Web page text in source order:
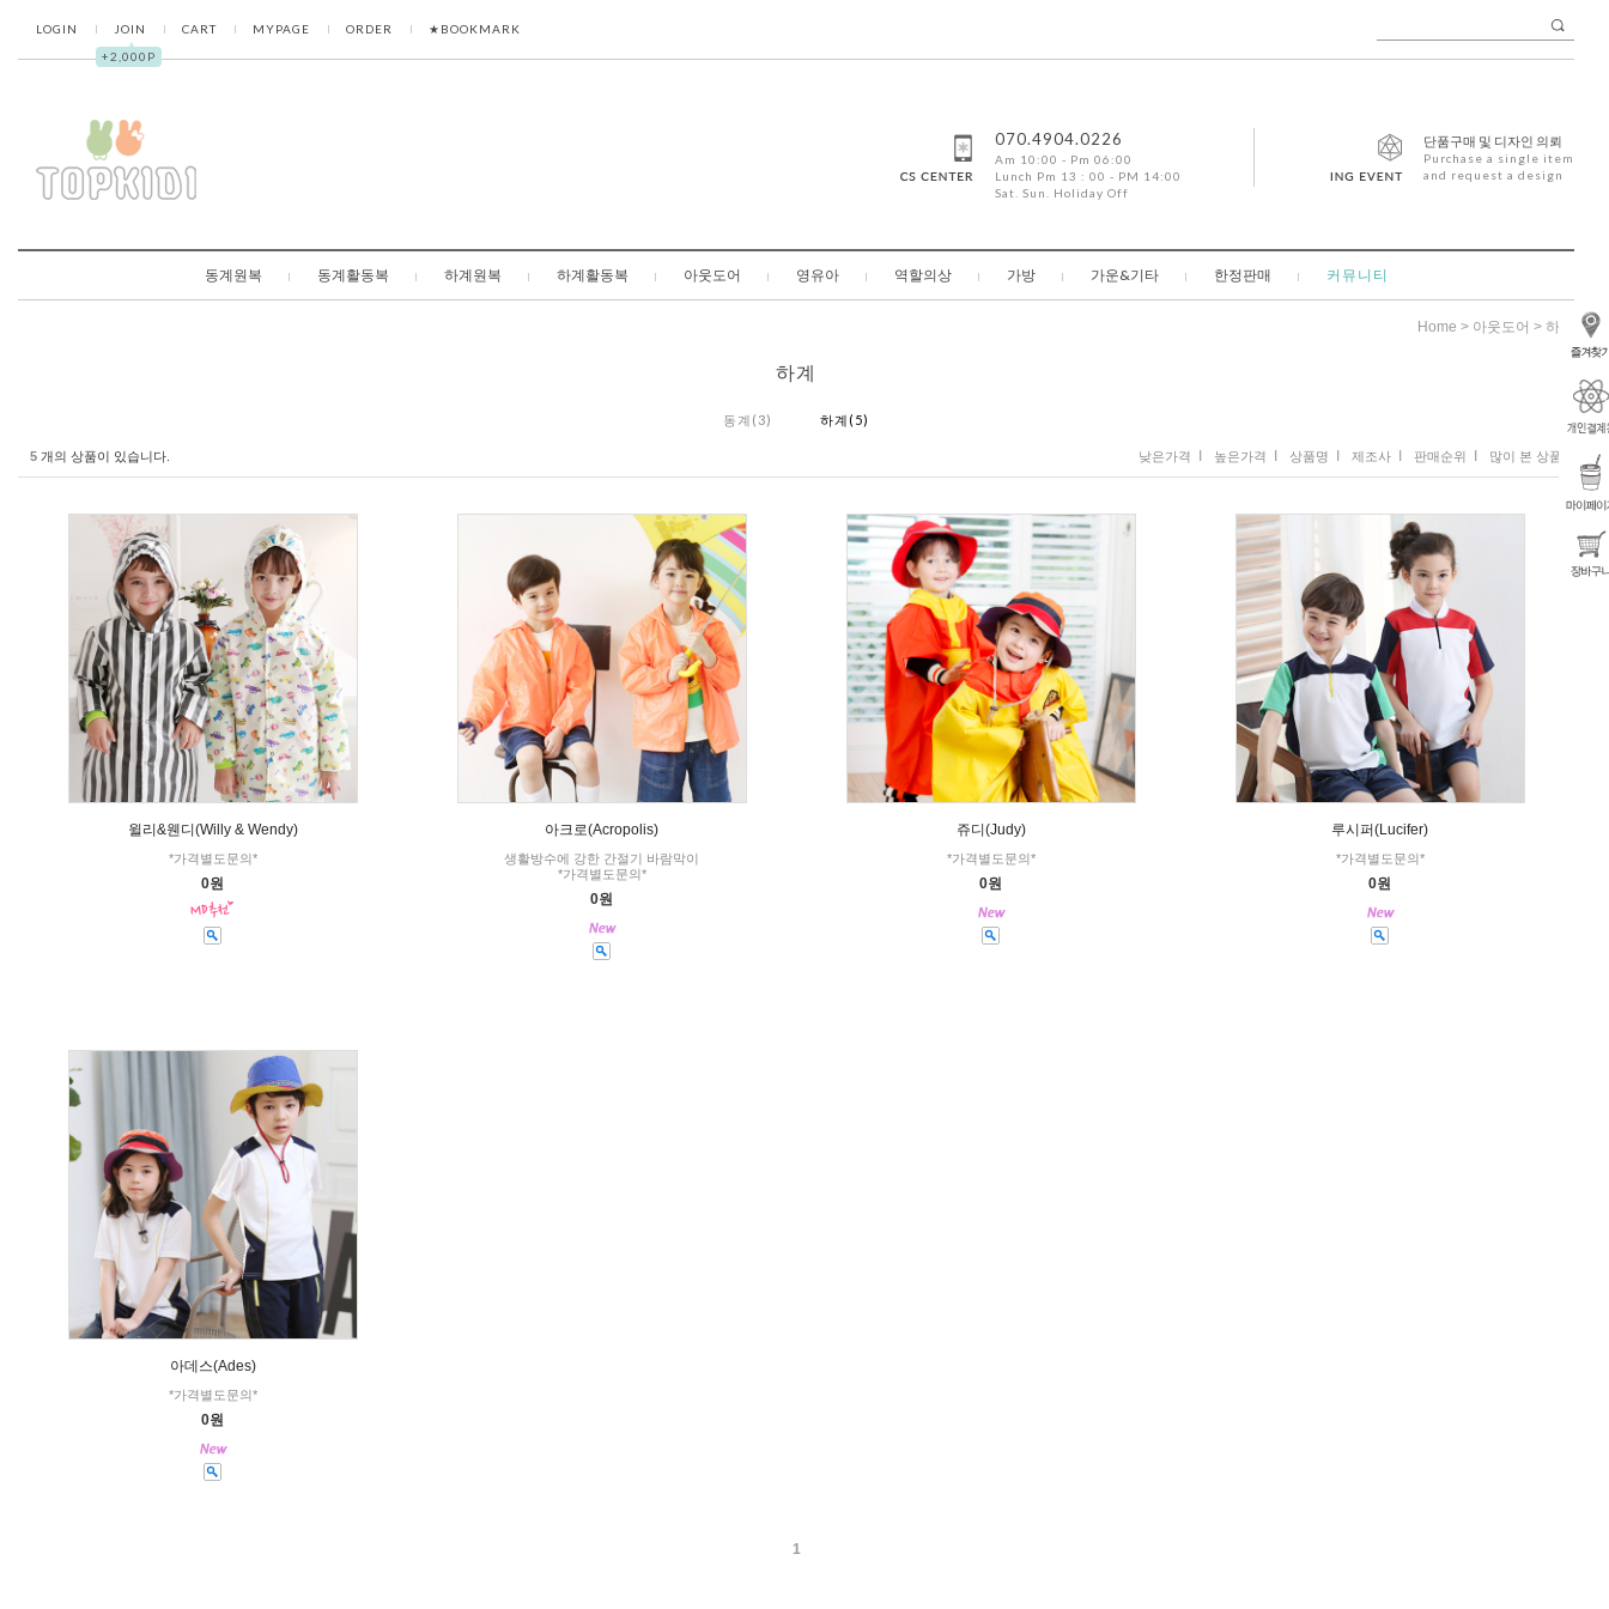
LOGIN
JOIN
▲
+2,000P
CART MYPAGE ORDER ★BOOKMARK
단품구매 및 디자인 의뢰
Purchase a single item
and request a design
070.4904.0226
Am 10:00 - Pm 06:00
Lunch Pm 13 : 00 - PM 14:00
Sat. Sun. Holiday Off
동계원복 동계활동복 하계원복 하계활동복 아웃도어 영유아 역할의상 가방 가운&기타 한정판매 커뮤니티
Home > 아웃도어 > 하계
하계
동계(3) 하계(5)
5 개의 상품이 있습니다. 낮은가격 높은가격 상품명 제조사 판매순위 많이 본 상품
윌리&웬디(Willy & Wendy)
*가격별도문의*
0원
아크로(Acropolis)
생활방수에 강한 간절기 바람막이
*가격별도문의*
0원
쥬디(Judy)
*가격별도문의*
0원
루시퍼(Lucifer)
*가격별도문의*
0원
아데스(Ades)
*가격별도문의*
0원
1